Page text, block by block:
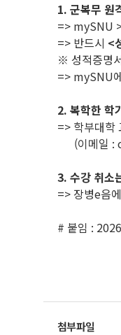
1. 군복무 원
=> mySNU
=> 반드시 <
※ 성적증명
=> mySNU
2. 복학한 학
=> 학부대학
(이메일 :
3. 수강 취소
=> 장병e음
# 붙임 :